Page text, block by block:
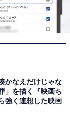
かなえだけじゃな
」を描く『映画ち
強く連想した映画